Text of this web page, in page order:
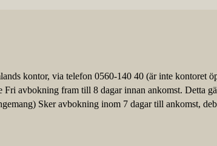
kontor, via telefon 0560-140 40 (är inte kontoret
avbokning fram till 8 dagar innan ankomst. Detta
Sker avbokning inom 7 dagar till ankomst,